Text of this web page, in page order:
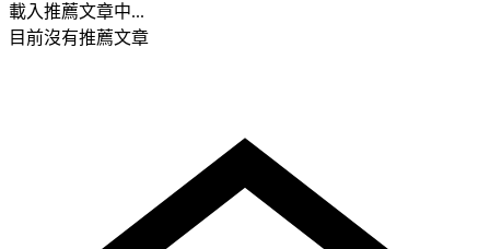
載入推薦文章中...
目前沒有推薦文章